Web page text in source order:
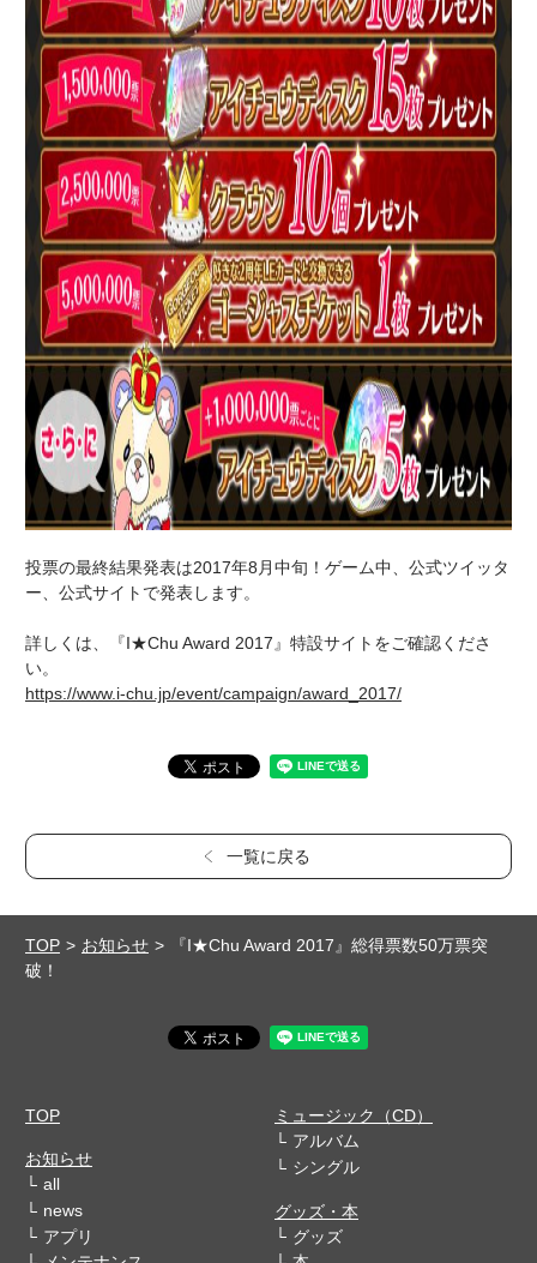
投票の最終結果発表は2017年8月中旬！ゲーム中、公式ツイッタ
ー、公式サイトで発表します。
詳しくは、『I★Chu Award 2017』特設サイトをご確認くださ
い。
https://www.i-chu.jp/event/campaign/award_2017/
一覧に戻る
TOP お知らせ
『I★Chu Award 2017』総得票数50万票突
破！
TOP
お知らせ
all
news
アプリ
ミュージック（CD）
アルバム
シングル
グッズ・本
グッズ